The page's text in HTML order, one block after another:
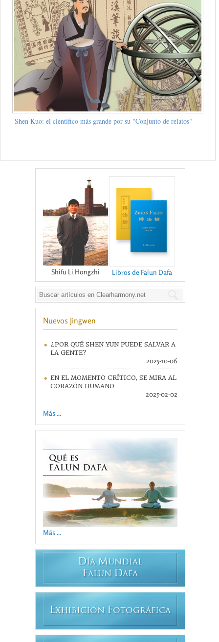
Shen Kuo: el científico más grande por su "Conjunto de relatos"
Shifu Li Hongzhi Libros de Falun Dafa
Nuevos Jingwen
¿POR QUÉ SHEN YUN PUEDE SALVAR A
LA GENTE?
2025-10-06
EN EL MOMENTO CRÍTICO, SE MIRA AL
CORAZÓN HUMANO
2025-02-02
Más ...
Más ...
DÍA MUNDIAL
FALUN DAFA
EXHIBICIÓN FOTOGRÁFICA